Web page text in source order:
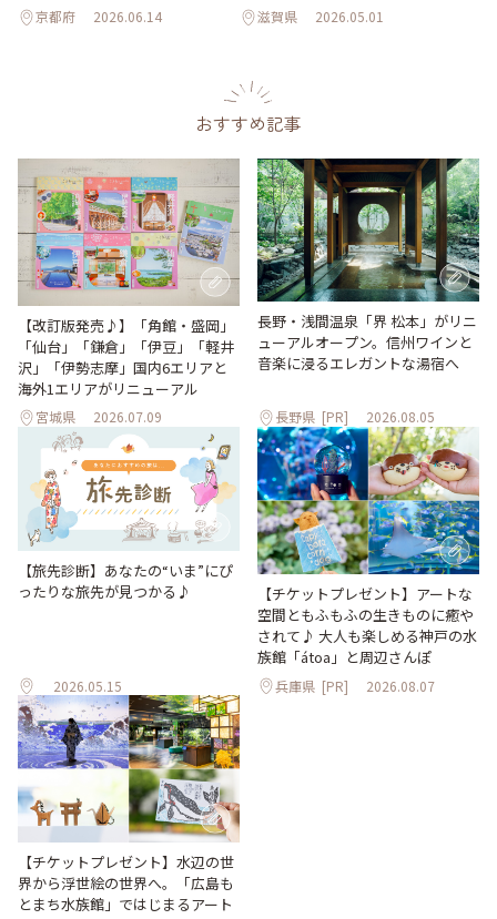
京都府 2026.06.14 滋賀県 2026.05.01
おすすめ記事
【改訂版発売♪】「角館・盛岡」
「仙台」「鎌倉」「伊豆」「軽井
沢」「伊勢志摩」国内6エリアと
海外1エリアがリニューアル
宮城県 2026.07.09
長野・浅間温泉「界 松本」がリニ
ューアルオープン。信州ワインと
音楽に浸るエレガントな湯宿へ
長野県 [PR] 2026.08.05
【旅先診断】あなたの“いま”にぴ
ったりな旅先が見つかる♪
2026.05.15
【チケットプレゼント】アートな
空間ともふもふの生きものに癒や
されて♪ 大人も楽しめる神戸の水
族館「átoa」と周辺さんぽ
兵庫県 [PR] 2026.08.07
【チケットプレゼント】水辺の世
界から浮世絵の世界へ。「広島も
とまち水族館」ではじまるアート